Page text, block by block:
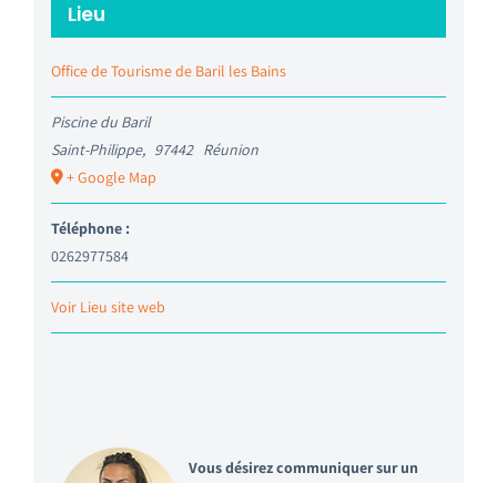
Lieu
Office de Tourisme de Baril les Bains
Piscine du Baril
Saint-Philippe, 97442 Réunion
+ Google Map
Téléphone :
0262977584
Voir Lieu site web
Vous désirez communiquer sur un